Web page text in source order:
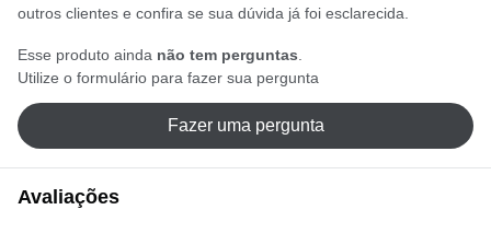
outros clientes e confira se sua dúvida já foi esclarecida.
Esse produto ainda não tem perguntas
Utilize o formulário para fazer sua pergunta
Fazer uma pergunta
Avaliações